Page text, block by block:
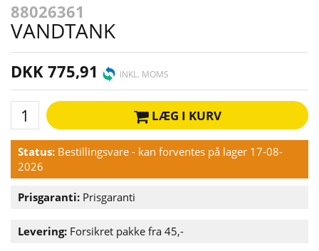
88026361
VANDTANK
DKK 775,91 INKL. MOMS
LÆG I KURV
Status: Bestillingsvare - kan forventes på lager 17-08-
2026
Prisgaranti: Prisgaranti
Levering: Forsikret pakke fra 45,-